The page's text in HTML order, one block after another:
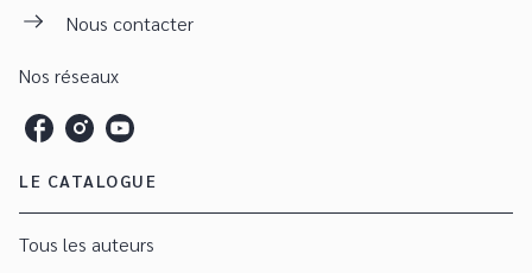
Nous contacter
Nos réseaux
LE CATALOGUE
Tous les auteurs